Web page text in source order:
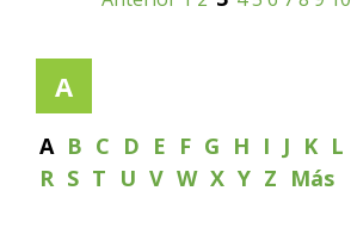
A
A B C D E F G H I J K L
R S T U V W X Y Z Más